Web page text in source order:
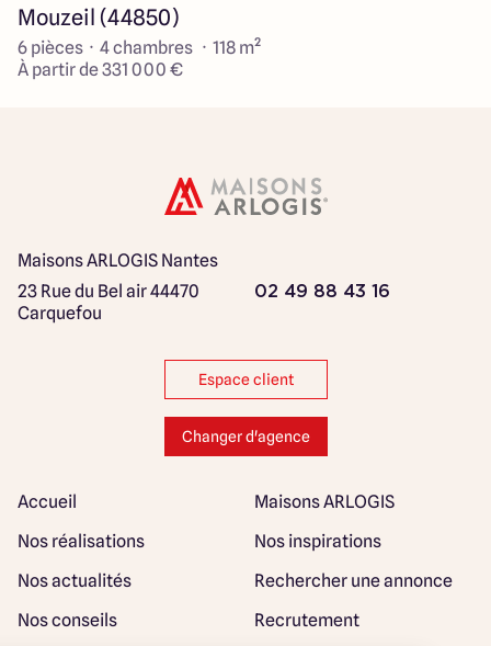
Mouzeil (44850)
6 pièces · 4 chambres · 118 m²
À partir de 331 000 €
Maisons ARLOGIS Nantes
23 Rue du Bel air44470
Carquefou
02 49 88 43 16
Espace client
Changer d'agence
Accueil
Maisons ARLOGIS
Nos réalisations
Nos inspirations
Nos actualités
Rechercher une annonce
Nos conseils
Recrutement